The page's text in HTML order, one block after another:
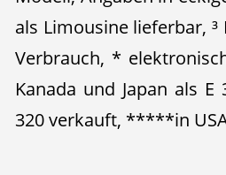
als Limousine lieferbar,
Verbrauch, *
Kanada und Japan als
320 verkauft, *****in